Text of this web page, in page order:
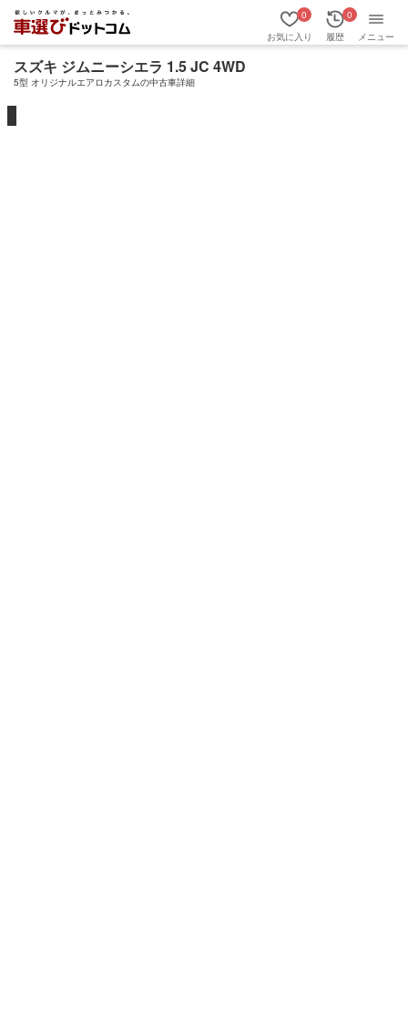
お気に入り
0
履歴
0
メニュー
スズキ ジムニーシエラ 1.5 JC 4WD
5型 オリジナルエアロカスタムの中古車詳細